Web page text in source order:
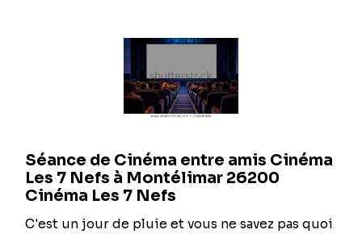
Séance de Cinéma entre amis Cinéma
Les 7 Nefs à Montélimar 26200
Cinéma Les 7 Nefs
C'est un jour de pluie et vous ne savez pas quoi